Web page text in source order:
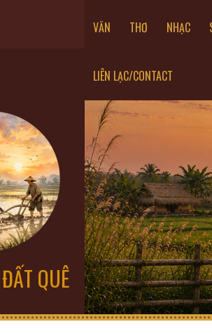
VĂN THƠ NHẠC
LIÊN LẠC/CONTACT
QUÊ